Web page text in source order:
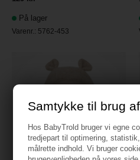
Samtykke til brug
Hos BabyTrold bruger vi egne
tredjepart til optimering,
målrette indhold. Vi bruger
På lager
Varenr.: 5762-453